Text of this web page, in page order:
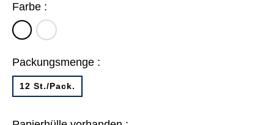
Farbe :
weiß
farbig
sortiert
Packungsmenge :
12 St./Pack.